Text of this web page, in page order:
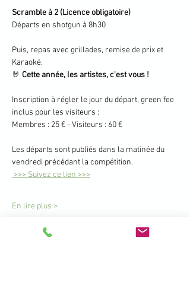
Scramble à 2 (Licence obligatoire)
Départs en shotgun à 8h30
Puis, repas avec grillades, remise de prix et
Karaoké.
🤘 Cette année, les artistes, c'est vous !
Inscription à régler le jour du départ, green fee
inclus pour les visiteurs :
Membres : 25 € - Visiteurs : 60 €
Les départs sont publiés dans la matinée du
vendredi précédant la compétition.
>>> Suivez ce lien >>>
En lire plus >